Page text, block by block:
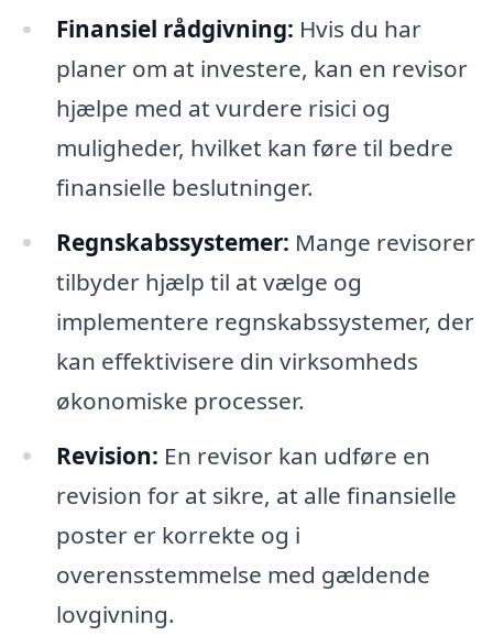
Finansiel rådgivning: Hvis du har
planer om at investere, kan en revisor
hjælpe med at vurdere risici og
muligheder, hvilket kan føre til bedre
finansielle beslutninger.
Regnskabssystemer: Mange revisorer
tilbyder hjælp til at vælge og
implementere regnskabssystemer, der
kan effektivisere din virksomheds
økonomiske processer.
Revision: En revisor kan udføre en
revision for at sikre, at alle finansielle
poster er korrekte og i
overensstemmelse med gældende
lovgivning.